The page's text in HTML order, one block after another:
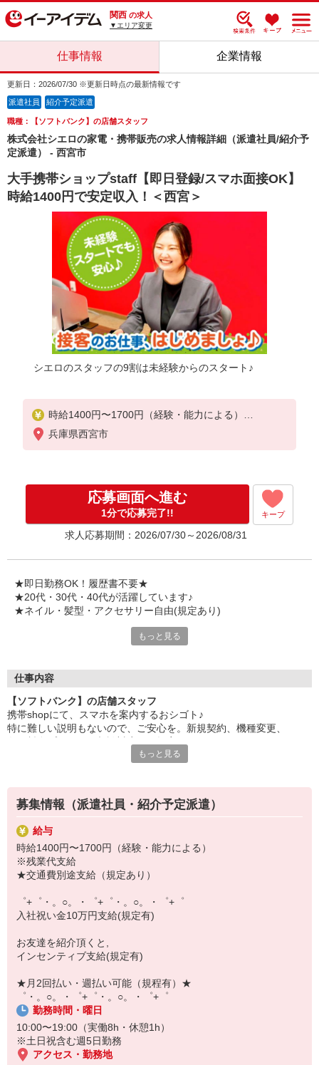
関西 の求人
▼エリア変更
仕事情報 企業情報
更新日：2026/07/30 ※更新日時点の最新情報です
派遣社員 紹介予定派遣
職種：【ソフトバンク】の店舗スタッフ
株式会社シエロの家電・携帯販売の求人情報詳細（派遣社員/紹介予
定派遣） - 西宮市
大手携帯ショップstaff【即日登録/スマホ面接OK】
時給1400円で安定収入！＜西宮＞
シエロのスタッフの9割は未経験からのスタート♪
時給1400円〜1700円（経験・能力による）
※残業代支給
★交通費別途支給（規定あり）
入社祝い金10万円支給(規定有)
お友達を紹介頂くと,
インセンティブ支給(規定有)
゜・。○。・゜+゜・。○。・゜+゜
兵庫県西宮市
応募画面へ進む
1分で応募完了!! キープ
求人応募期間：2026/07/30～2026/08/31
★即日勤務OK！履歴書不要★
★20代・30代・40代が活躍しています♪
★ネイル・髪型・アクセサリー自由(規定あり)
各キャリアの新機種が特別価格で購入OK！！
特別割引価格でご利用可能☆
お得に過ごしたいあなたの味方です♪
【選べるお仕事いろいろ】
事務、経理、データ入力、コールセンター、受付
▼工場・製造・軽作業系
機械/食品製造・梱包・仕分け・加工・組立・検査
▼美容系
眉毛サロンのアイブロウ・ネイリスト・エステ
▼営業・販売
法人営業・アパレル販売・個別指導塾・人材紹介
▼人気案件も多数♪
短期・期間限定・オープニング・官公庁案件
上場/優良/大手企業など
【スマホ面接実施中】
￣￣￣￣￣￣￣￣￣
自宅に居ながらスマホでカンタン面接OK！
オンライン面談なのでスピード対応。
即日登録もOK♪
気になった方はお気軽にご相談ください！
もっと見る
仕事内容
【ソフトバンク】の店舗スタッフ
携帯shopにて、スマホを案内するおシゴト♪
特に難しい説明もないので、ご安心を。新規契約、機種変更、
満足度◎
■携帯やインターネット販売業務
docomo(ドコモ)/au(エーユー)・KDDI/softbank(ソフトバンク)など
の大手キャリアから
ワイモバイル(Y!mobille)、楽天モバイル、UQなど格安スマホまで幅
広く紹介可能♪
もっと見る
募集情報（派遣社員・紹介予定派遣）
給与
時給1400円〜1700円（経験・能力による）
※残業代支給
★交通費別途支給（規定あり）
゜+゜・。○。・゜+゜・。○。・゜+゜
入社祝い金10万円支給(規定有)
お友達を紹介頂くと,
インセンティブ支給(規定有)
★月2回払い・週払い可能（規程有）★
゜・。○。・゜+゜・。○。・゜+゜
勤務時間・曜日
10:00〜19:00（実働8h・休憩1h）
※土日祝含む週5日勤務
アクセス・勤務地